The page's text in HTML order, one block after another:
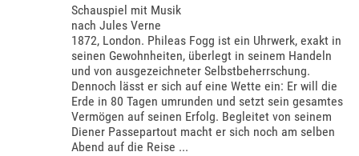
Schauspiel mit Musik
nach Jules Verne
1872, London. Phileas Fogg ist ein Uhrwerk, exakt in
seinen Gewohnheiten, überlegt in seinem Handeln
und von ausgezeichneter Selbstbeherrschung.
Dennoch lässt er sich auf eine Wette ein: Er will die
Erde in 80 Tagen umrunden und setzt sein gesamtes
Vermögen auf seinen Erfolg. Begleitet von seinem
Diener Passepartout macht er sich noch am selben
Abend auf die Reise ...